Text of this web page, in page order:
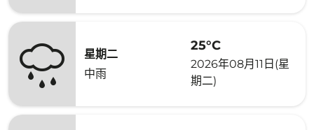
星期二
中雨
25°C
2026年08月11日(星
期二)